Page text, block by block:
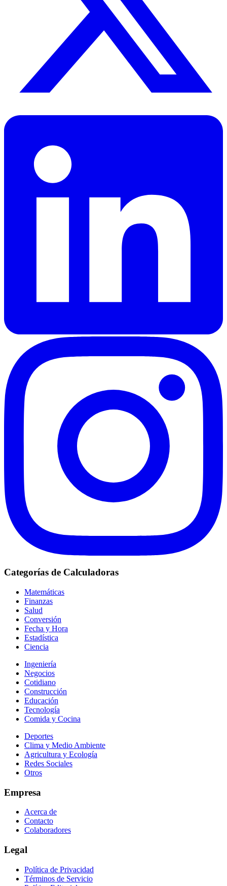
Categorías de Calculadoras
Matemáticas
Finanzas
Salud
Conversión
Fecha y Hora
Estadística
Ciencia
Ingeniería
Negocios
Cotidiano
Construcción
Educación
Tecnología
Comida y Cocina
Deportes
Clima y Medio Ambiente
Agricultura y Ecología
Redes Sociales
Otros
Empresa
Acerca de
Contacto
Colaboradores
Legal
Política de Privacidad
Términos de Servicio